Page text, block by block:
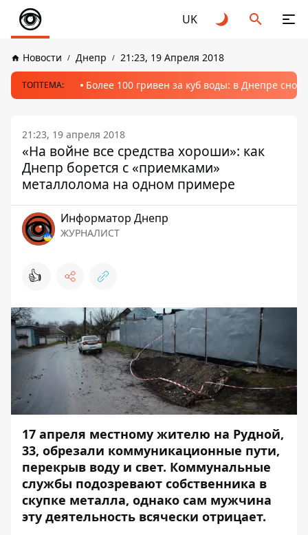
UK
Новости Днепр 21:23, 19 Апреля 2018
ТОПТЕМА: Более 100 гривен за куб воды: в Днепре
21:23, 19 апреля 2018
«На войне все средства хороши»: как
Днепр борется с «приемками»
металлолома на одном примере
Информатор Днепр
ЖУРНАЛИСТ
👍
17 апреля местному жителю на Рудной,
33, обрезали коммуникационные пути,
перекрыв воду и свет. Коммунальные
службы подозревают собственника в
скупке металла, однако сам мужчина
эту деятельность всячески отрицает.